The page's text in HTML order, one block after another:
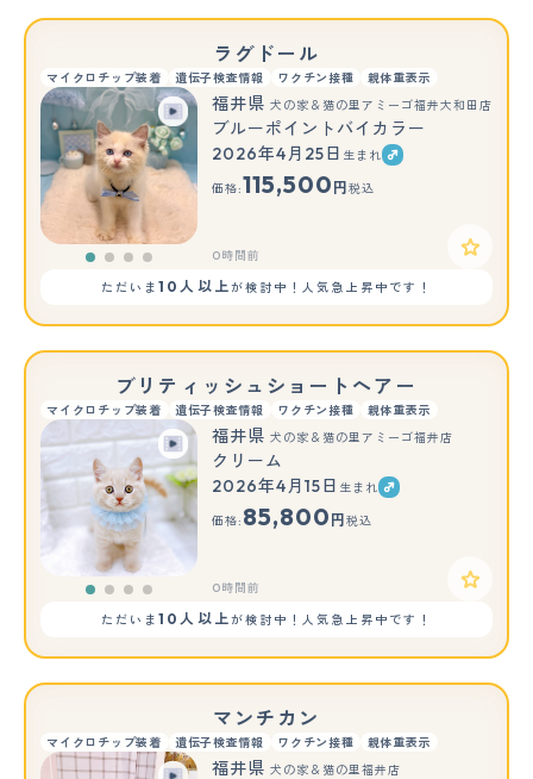
ラグドール
マイクロチップ装着 遺伝子検査情報 ワクチン接種 親体重表示
福井県 犬の家＆猫の里アミーゴ福井大和田店
ブルーポイントバイカラー
2026年4月25日 生まれ
価格:115,500 円 税込
0時間前
ただいま10人以上が検討中！人気急上昇中です！
ブリティッシュショートヘアー
マイクロチップ装着 遺伝子検査情報 ワクチン接種 親体重表示
福井県 犬の家＆猫の里アミーゴ福井店
クリーム
2026年4月15日 生まれ
価格: 85,800 円 税込
0時間前
ただいま10人以上が検討中！人気急上昇中です！
マンチカン
マイクロチップ装着 遺伝子検査情報 ワクチン接種 親体重表示
福井県 犬の家＆猫の里福井店